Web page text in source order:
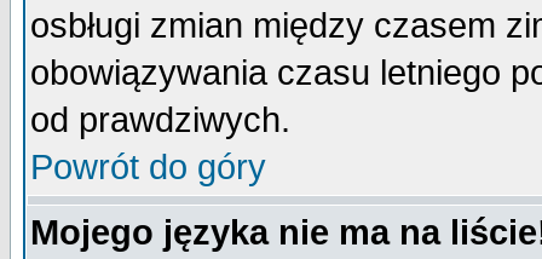
osbługi zmian między czasem
obowiązywania czasu letniego
od prawdziwych.
Powrót do góry
Mojego języka nie ma na